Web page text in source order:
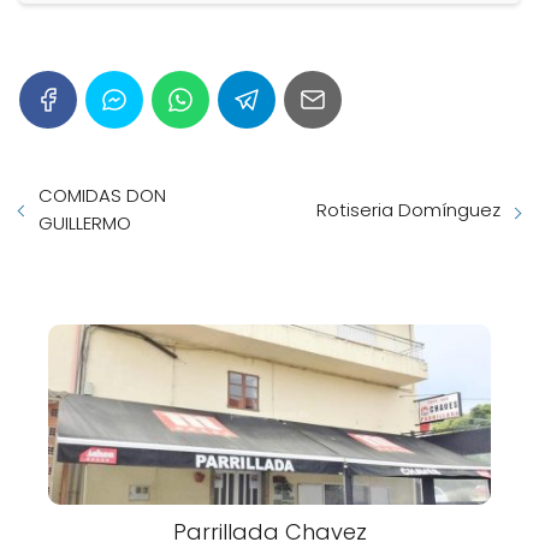
COMIDAS DON
GUILLERMO
Rotiseria Domínguez
Parrillada Chavez